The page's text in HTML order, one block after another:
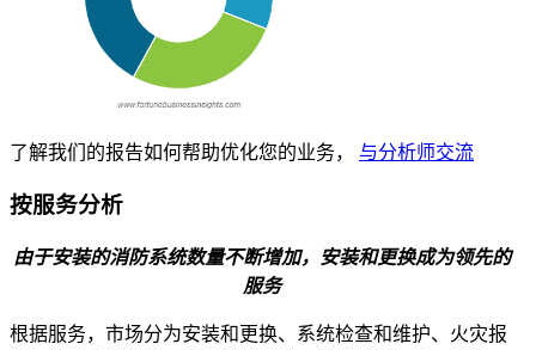
了解我们的报告如何帮助优化您的业务， 与分析师交流
按服务分析
由于安装的消防系统数量不断增加，安装和更换成为领先的
服务
根据服务，市场分为安装和更换、系统检查和维护、火灾报